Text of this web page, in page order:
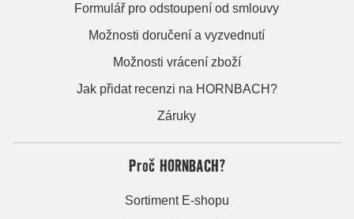
Formulář pro odstoupení od smlouvy
Možnosti doručení a vyzvednutí
Možnosti vrácení zboží
Jak přidat recenzi na HORNBACH?
Záruky
Proč HORNBACH?
Sortiment E-shopu